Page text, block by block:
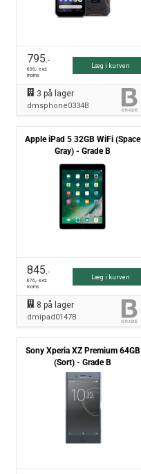
795,-
636,- excl.
moms
Læg i kurven
3 på lager
dmsphone0334B
Apple iPad 5 32GB WiFi (Space
Gray) - Grade B
845,-
676,- excl.
moms
Læg i kurven
8 på lager
dmipad0147B
Sony Xperia XZ Premium 64GB
(Sort) - Grade B